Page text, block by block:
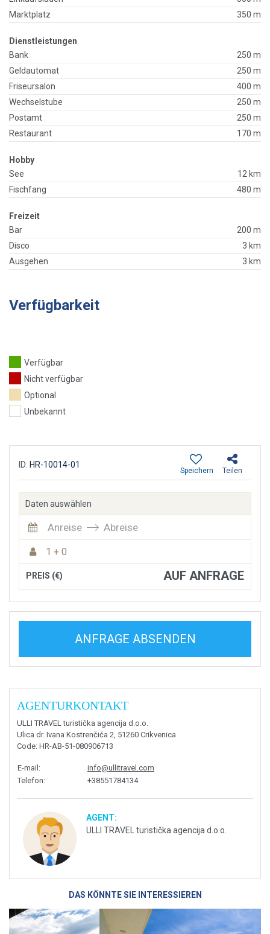
Marktplatz
350 m
Dienstleistungen
Bank
250 m
Geldautomat
250 m
Friseursalon
400 m
Wechselstube
250 m
Postamt
250 m
Restaurant
170 m
Hobby
See
12 km
Fischfang
480 m
Freizeit
Bar
200 m
Disco
3 km
Ausgehen
3 km
Verfügbarkeit
Verfügbar
Nicht verfügbar
Optional
Unbekannt
ID: HR-10014-01
Teilen
Speichern
Daten auswählen
Anreise Abreise
1 + 0
PREIS (€) AUF ANFRAGE
ANFRAGE ABSENDEN
AGENTURKONTAKT
ULLI TRAVEL turistička agencija d.o.o.
Ulica dr. Ivana Kostrenčića 2, 51260 Crikvenica
Code: HR-AB-51-080906713
E-mail :
info@ullitravel.com
Telefon: +38551784134
AGENT:
ULLI TRAVEL turistička agencija d.o.o.
DAS KÖNNTE SIE INTERESSIEREN